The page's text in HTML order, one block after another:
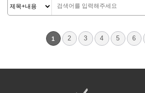
1 2 3 4 5 6